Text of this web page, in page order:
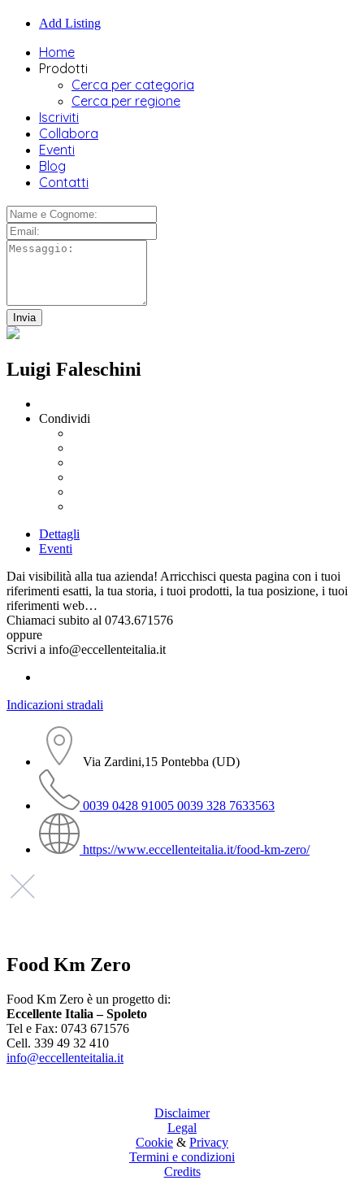
Add Listing
Home
Prodotti
Cerca per categoria
Cerca per regione
Iscriviti
Collabora
Eventi
Blog
Contatti
Luigi Faleschini
Condividi
Dettagli
Eventi
Dai visibilità alla tua azienda! Arricchisci questa pagina con i tuoi
riferimenti esatti, la tua storia, i tuoi prodotti, la tua posizione, i tuoi
riferimenti web…
Chiamaci subito al 0743.671576
oppure
Scrivi a info@eccellenteitalia.it
Indicazioni stradali
Via Zardini,15 Pontebba (UD)
0039 0428 91005 0039 328 7633563
https://www.eccellenteitalia.it/food-km-zero/
Food Km Zero
Food Km Zero è un progetto di:
Eccellente Italia – Spoleto
Tel e Fax: 0743 671576
Cell. 339 49 32 410
info@eccellenteitalia.it
Disclaimer
Legal
Cookie & Privacy
Termini e condizioni
Credits